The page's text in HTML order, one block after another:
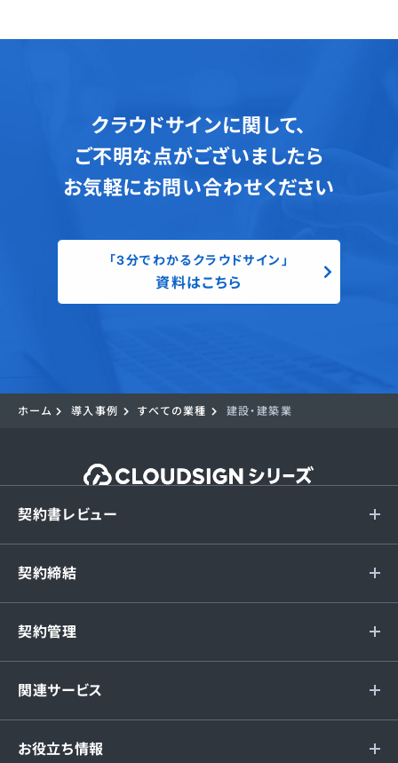
クラウドサインに関して、
ご不明な点がございましたら
お気軽にお問い合わせください
「3分でわかるクラウドサイン」
資料はこちら
ホーム 導入事例 すべての業種 建設・建築業
契約書レビュー
契約締結
契約管理
関連サービス
お役立ち情報